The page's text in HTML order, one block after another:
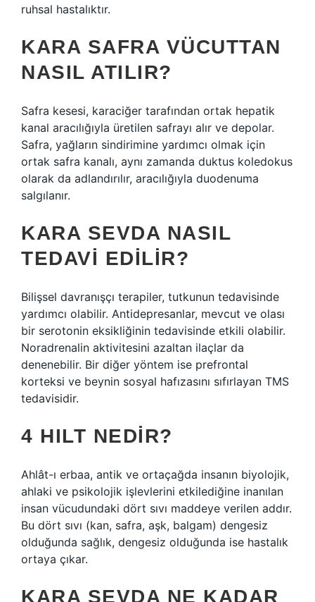
ruhsal hastalıktır.
KARA SAFRA VÜCUTTAN
NASIL ATILIR?
Safra kesesi, karaciğer tarafından ortak hepatik
kanal aracılığıyla üretilen safrayı alır ve depolar.
Safra, yağların sindirimine yardımcı olmak için
ortak safra kanalı, aynı zamanda duktus koledokus
olarak da adlandırılır, aracılığıyla duodenuma
salgılanır.
KARA SEVDA NASIL
TEDAVI EDILIR?
Bilişsel davranışçı terapiler, tutkunun tedavisinde
yardımcı olabilir. Antidepresanlar, mevcut ve olası
bir serotonin eksikliğinin tedavisinde etkili olabilir.
Noradrenalin aktivitesini azaltan ilaçlar da
denenebilir. Bir diğer yöntem ise prefrontal
korteksi ve beynin sosyal hafızasını sıfırlayan TMS
tedavisidir.
4 HILT NEDIR?
Ahlât-ı erbaa, antik ve ortaçağda insanın biyolojik,
ahlaki ve psikolojik işlevlerini etkilediğine inanılan
insan vücudundaki dört sıvı maddeye verilen addır.
Bu dört sıvı (kan, safra, aşk, balgam) dengesiz
olduğunda sağlık, dengesiz olduğunda ise hastalık
ortaya çıkar.
KARA SEVDA NE KADAR